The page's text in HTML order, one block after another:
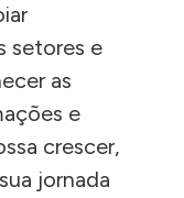
setores e
as
e
crescer,
jornada